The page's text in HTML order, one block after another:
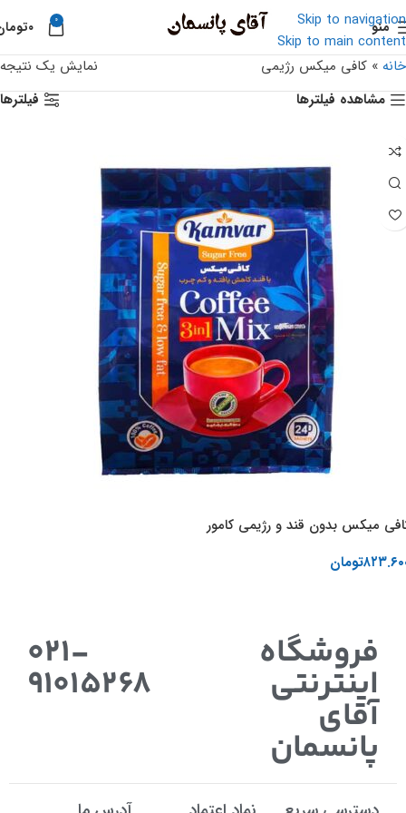
Skip to navigation
Skip to main content
منو 0 ۰
خانه » کافی میکس رژیمی
نمایش یک نتیجه
مشاهده فیلترها
فیلترها
میکس بدون قند و رژیمی کامور
تومان
فروشگاه
اینترنتی
آقای
پانسمان
021-
91015268